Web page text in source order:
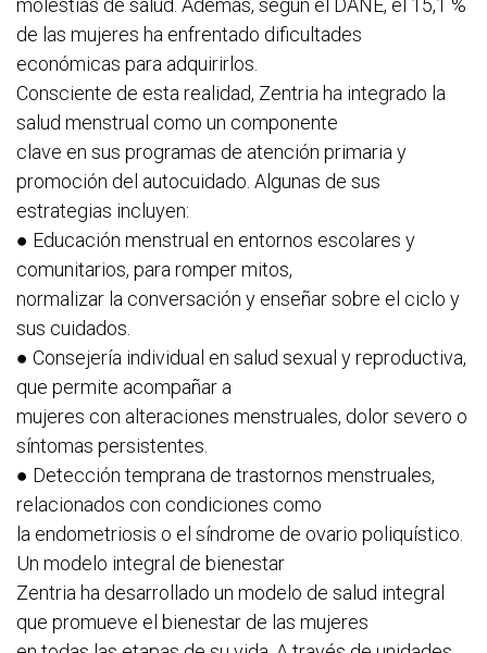
molestias de salud. Además, según el DANE, el 15,1 %
de las mujeres ha enfrentado dificultades
económicas para adquirirlos.
Consciente de esta realidad, Zentria ha integrado la
salud menstrual como un componente
clave en sus programas de atención primaria y
promoción del autocuidado. Algunas de sus
estrategias incluyen:
● Educación menstrual en entornos escolares y
comunitarios, para romper mitos,
normalizar la conversación y enseñar sobre el ciclo y
sus cuidados.
● Consejería individual en salud sexual y reproductiva,
que permite acompañar a
mujeres con alteraciones menstruales, dolor severo o
síntomas persistentes.
● Detección temprana de trastornos menstruales,
relacionados con condiciones como
la endometriosis o el síndrome de ovario poliquístico.
Un modelo integral de bienestar
Zentria ha desarrollado un modelo de salud integral
que promueve el bienestar de las mujeres